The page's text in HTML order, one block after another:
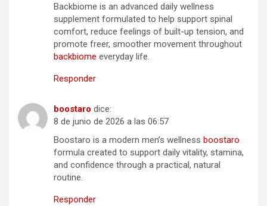
Backbiome is an advanced daily wellness
supplement formulated to help support spinal
comfort, reduce feelings of built-up tension, and
promote freer, smoother movement throughout
backbiome everyday life.
Responder
boostaro dice:
8 de junio de 2026 a las 06:57
Boostaro is a modern men’s wellness boostaro
formula created to support daily vitality, stamina,
and confidence through a practical, natural
routine.
Responder